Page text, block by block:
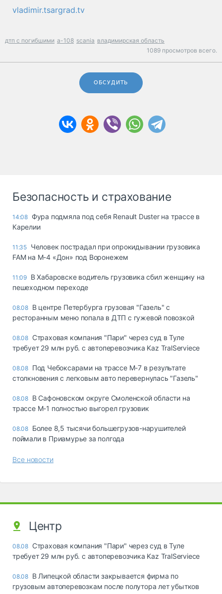
vladimir.tsargrad.tv
дтп с погибшими а-108 scania владимирская область
1089 просмотров всего.
ОБСУДИТЬ
Безопасность и страхование
14:08 Фура подмяла под себя Renault Duster на трассе в
Карелии
11:35 Человек пострадал при опрокидывании грузовика
FAM на М-4 «Дон» под Воронежем
11:09 В Хабаровске водитель грузовика сбил женщину на
пешеходном переходе
08.08 В центре Петербурга грузовая "Газель" с
ресторанным меню попала в ДТП с гужевой повозкой
08.08 Страховая компания "Пари" через суд в Туле
требует 29 млн руб. с автоперевозчика Kaz TralServiece
08.08 Под Чебоксарами на трассе М-7 в результате
столкновения с легковым авто перевернулась "Газель"
08.08 В Сафоновском округе Смоленской области на
трассе М-1 полностью выгорел грузовик
08.08 Более 8,5 тысячи большегрузов-нарушителей
поймали в Приамурье за полгода
Все новости
Центр
08.08 Страховая компания "Пари" через суд в Туле
требует 29 млн руб. с автоперевозчика Kaz TralServiece
08.08 В Липецкой области закрывается фирма по
грузовым автоперевозкам после полутора лет убытков